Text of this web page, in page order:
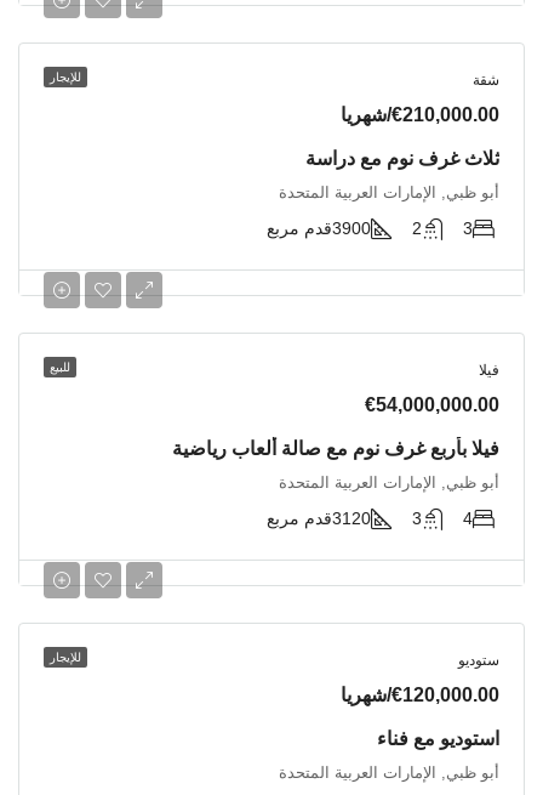
للإيجار شقة
€210,000.00/شهريا
ثلاث غرف نوم مع دراسة
أبو ظبي, الإمارات العربية المتحدة
3
2
3900قدم مربع
للبيع فيلا
€54,000,000.00
فيلا بأربع غرف نوم مع صالة ألعاب رياضية
أبو ظبي, الإمارات العربية المتحدة
4
3
3120قدم مربع
للإيجار ستوديو
€120,000.00/شهريا
استوديو مع فناء
أبو ظبي, الإمارات العربية المتحدة